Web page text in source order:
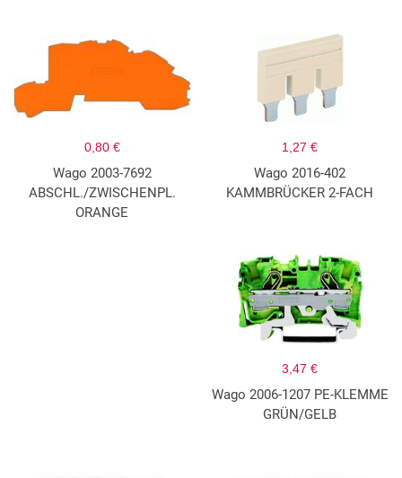
0,80 €
Wago 2003-7692
ABSCHL./ZWISCHENPL.
ORANGE
1,27 €
Wago 2016-402
KAMMBRÜCKER 2-FACH
3,47 €
Wago 2006-1207 PE-KLEMME
GRÜN/GELB